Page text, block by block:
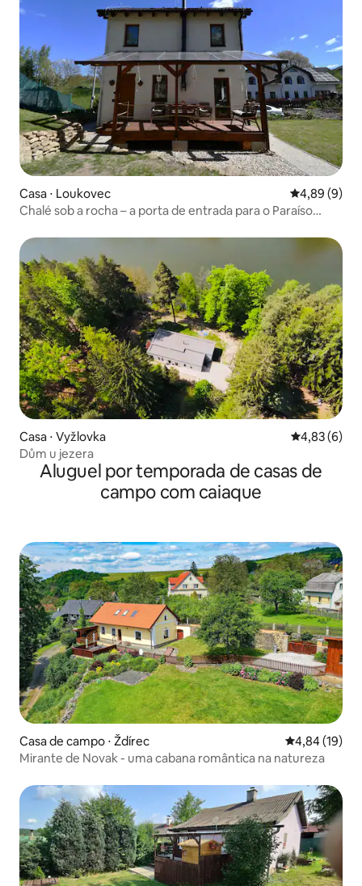
Casa ⋅ Loukovec 4,89 de uma
4,89 (9)
Chalé sob a rocha – a porta de entrada para o Paraíso
Casa ⋅ Vyžlovka 4,83 de uma
4,83 (6)
Dům u jezera
Aluguel por temporada de casas de
campo com caiaque
Casa de campo ⋅ Ždírec 4,84 de uma
4,84 (19)
Mirante de Novak - uma cabana romântica na natureza